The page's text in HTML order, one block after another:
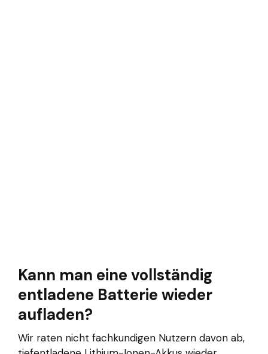
Kann man eine vollständig
entladene Batterie wieder
aufladen?
Wir raten nicht fachkundigen Nutzern davon ab,